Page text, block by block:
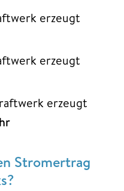
erzeugt
erzeugt
erzeugt
Stromertrag